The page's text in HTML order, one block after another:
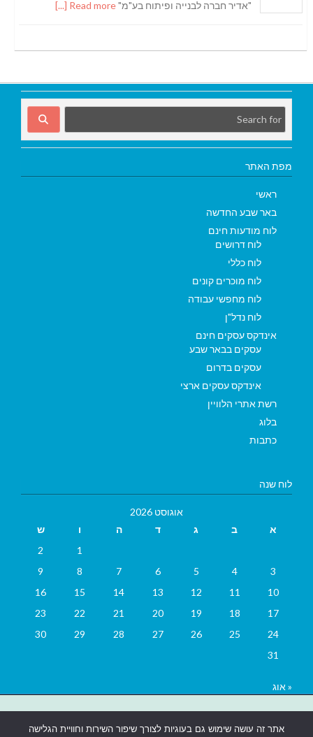
"אדיר חברה לבנייה ופיתוח בע"מ"Read more [...]
אתר זה עושה שימוש גם בעוגיות לצורך שיפור השירות וחוויית הגלישה
מפת האתר
ראשי
באר שבע החדשה
לוח מודעות חינם
לוח דרושים
לוח כללי
לוח מוכרים קונים
לוח מחפשי עבודה
לוח נדל"ן
אינדקס עסקים חינם
עסקים בבאר שבע
עסקים בדרום
אינדקס עסקים ארצי
רשת אתרי הלוויין
בלוג
כתבות
לוח שנה
אוגוסט 2026
א
ב ג ד ה ו
ש
1
2
3
4
5
6
7
8
9
10
11
12
13
14
15
16
17
18
19
20
21
22
23
24
25
26
27
28
29
30
31
« אוג
אתרים בבאר שבע|